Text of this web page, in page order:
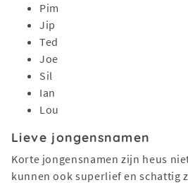
Pim
Jip
Ted
Joe
Sil
Ian
Lou
Lieve jongensnamen
Korte jongensnamen zijn heus
kunnen ook superlief en schattig